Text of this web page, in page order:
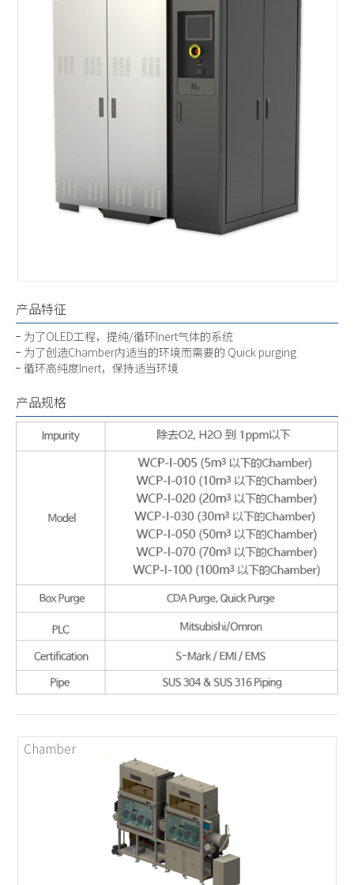
产品特征
为了OLED工程，提纯/循环Inert气体的系统
为了创造Chamber内适当的环境而需要的 Quick purging
循环高纯度Inert，保持适当环境
产品规格
Chamber